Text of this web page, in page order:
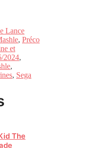
Lance
, Préco
et
2024,
,
, Sega
The